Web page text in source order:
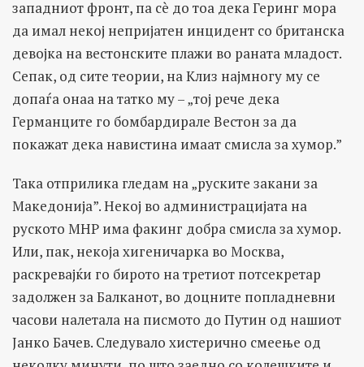
западниот фронт, па сè до тоа дека Геринг мора
да имал некој непријатен инцидент со британска
девојка на вестонските плажи во раната младост.
Сепак, од сите теории, на Клиз најмногу му се
допаѓа онаа на татко му – „тој рече дека
Германците го бомбардирале Вестон за да
покажат дека навистина имаат смисла за хумор.”
Така отприлика гледам на „руските закани за
Македонија”. Некој во администрацијата на
руското МНР има факинг добра смисла за хумор.
Или, пак, некоја хигеничарка во Москва,
раскревајќи го бирото на третиот потсекретар
задолжен за Балканот, во доцните попладневни
часови налетала на писмото до Путин од нашиот
Јанко Бачев. Следувало хистерично смеење од